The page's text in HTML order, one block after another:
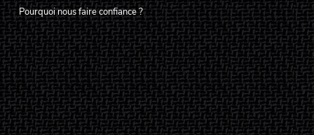
Pourquoi nous faire confiance ?